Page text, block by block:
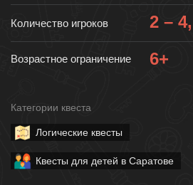
Количество игроков 2 – 4,
Возрастное ограничение 6+
Категории квеста
Логические квесты
Квесты для детей в Саратове